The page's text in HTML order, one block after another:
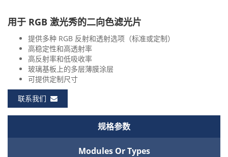
用于 RGB 激光秀的二向色滤光片
提供多种 RGB 反射和透射选项（标准或定制）
高稳定性和高透射率
高反射率和低吸收率
玻璃基板上的多层薄膜涂层
可提供定制尺寸
联系我们
规格参数
Modules Or Types